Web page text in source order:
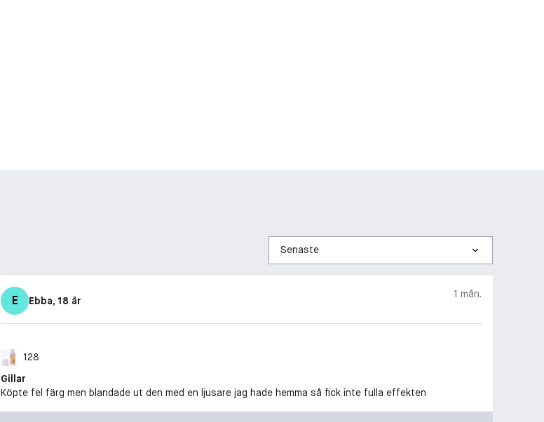
Sortera
efter
E Ebba, 18 år
1 mån.
128
Gillar
Köpte fel färg men blandade ut den med en ljusare jag hade hemma så fick inte fulla effekten